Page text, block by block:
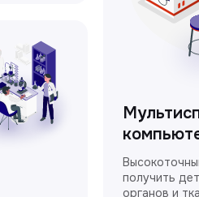
получить
органов и